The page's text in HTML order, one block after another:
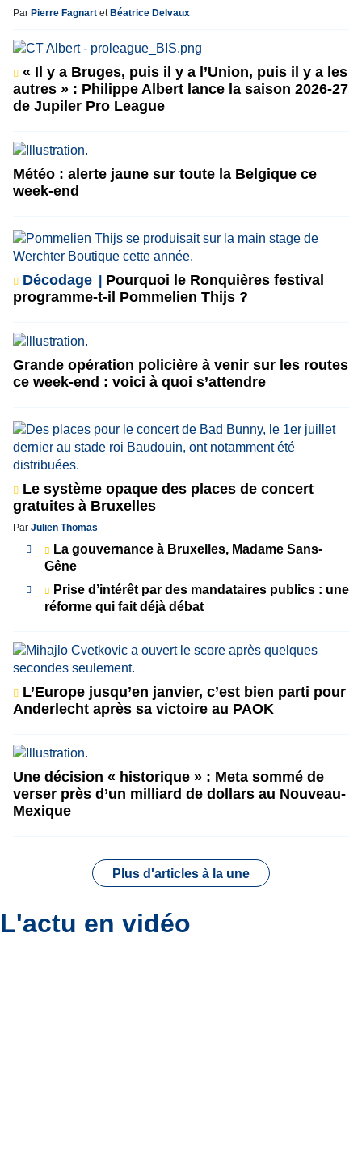
Par Pierre Fagnart et Béatrice Delvaux
« Il y a Bruges, puis il y a l’Union, puis il y a les
autres » : Philippe Albert lance la saison 2026-27
de Jupiler Pro League
Météo : alerte jaune sur toute la Belgique ce
week-end
Décodage
Pourquoi le Ronquières festival
programme-t-il Pommelien Thijs ?
Grande opération policière à venir sur les routes
ce week-end : voici à quoi s’attendre
Le système opaque des places de concert
gratuites à Bruxelles
Par Julien Thomas
La gouvernance à Bruxelles, Madame Sans-
Gêne
Prise d’intérêt par des mandataires publics : une
réforme qui fait déjà débat
L’Europe jusqu’en janvier, c’est bien parti pour
Anderlecht après sa victoire au PAOK
Une décision « historique » : Meta sommé de
verser près d’un milliard de dollars au Nouveau-
Mexique
Plus d'articles à la une
L'actu en vidéo